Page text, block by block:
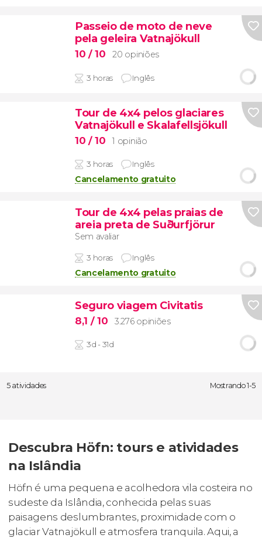
Passeio de moto de neve
pela geleira Vatnajökull
10 / 10 20 opiniões
3 horas Inglês
Tour de 4x4 pelos glaciares
Vatnajökull e Skalafellsjökull
10 / 10 1 opinião
3 horas Inglês
Cancelamento gratuito
Tour de 4x4 pelas praias de
areia preta de Suðurfjörur
Sem avaliar
3 horas Inglês
Cancelamento gratuito
Seguro viagem Civitatis
8,1 / 10 3.276 opiniões
3d - 31d
5 atividades Mostrando 1-5
Descubra Höfn: tours e atividades
na Islândia
Höfn é uma pequena e acolhedora vila costeira no
sudeste da Islândia, conhecida pelas suas
paisagens deslumbrantes, proximidade com o
glaciar Vatnajökull e atmosfera tranquila. Aqui, a